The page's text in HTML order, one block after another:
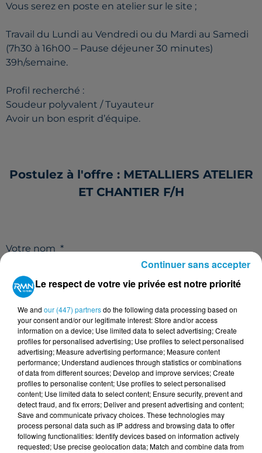
Vous serez en poste en atelier sur le site ;
Travail du Lundi au Vendredi ou du Mardi au Samedi
(7h30 à 16h00 – Pause déjeuner 30 minutes)
39h/semaine.
Profil recherché :
Soudeur polyvalent / Tuyauteur
Avoir un bon esprit d’équipe.
Postulez à l'offre : METALLIERS ATELIER
ET CHANTIER F/H
Votre nom *
Votre e-mail*
Votre n° de téléphone*
Le respect de votre vie privée est notre priorité
We and our (447) partnersdo the following data processing based on
your consent and/or our legitimate interest: Store and/or access
information on a device; Use limited data to select advertising; Create
profiles for personalised advertising; Use profiles to select personalised
advertising; Measure advertising performance; Measure content
performance; Understand audiences through statistics or combinations
of data from different sources; Develop and improve services; Create
profiles to personalise content; Use profiles to select personalised
content; Use limited data to select content; Ensure security, prevent and
detect fraud, and fix errors; Deliver and present advertising and content;
Save and communicate privacy choices. These technologies may
process personal data such as IP address and browsing data to offer
following functionalities: Identify devices based on information actively
requested; Use precise geolocation data; Match and combine data from
Continuer sans accepter